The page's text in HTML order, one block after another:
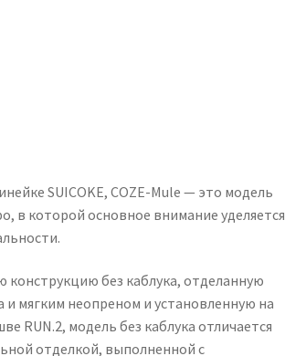
SUICOKE, COZE-Mule — это модель
​​в которой основное внимание уделяется
конструкцию без каблука, отделанную
и мягким неопреном и установленную на
RUN.2, модель без каблука отличается
отделкой, выполненной с